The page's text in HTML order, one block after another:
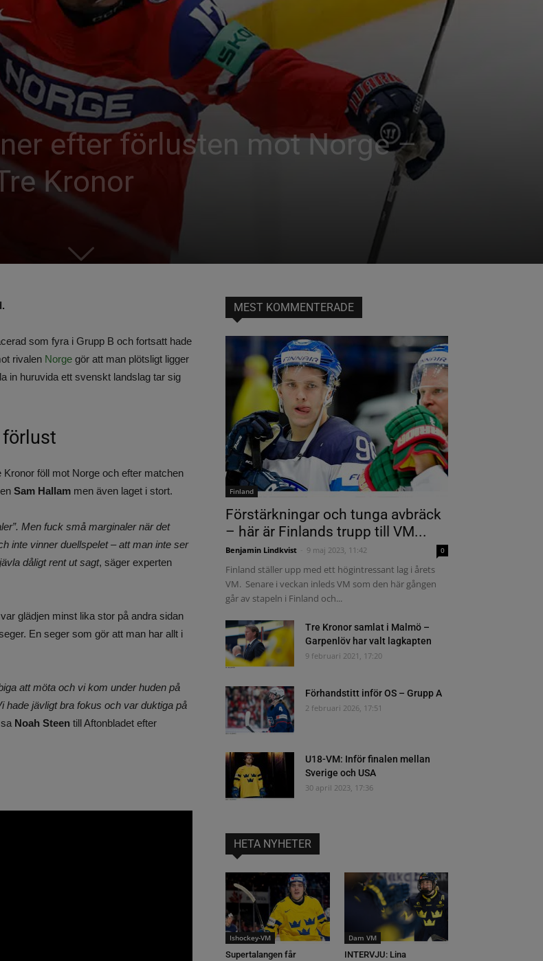
efter förlusten mot Norge –
Kronor
som fyra i Grupp B och fortsatt hade
rivalen Norge gör att man plötsligt ligger
in huruvida ett svenskt landslag tar sig
förlust
föll mot Norge och efter matchen
Sam Hallam men även laget i stort.
Men fuck små marginaler när det
inte vinner duellspelet – att man inte ser
dåligt rent ut sagt, säger experten
glädjen minst lika stor på andra sidan
En seger som gör att man har allt i
att möta och vi kom under huden på
hade jävligt bra fokus och var duktiga på
Noah Steen till Aftonbladet efter
MEST KOMMENTERADE
Finland
Förstärkningar och tunga avbräck
– här är Finlands trupp till VM...
Benjamin Lindkvist 9 maj 2023, 11:42 0
Finland ställer upp med ett högintressant lag i årets
VM. Senare i veckan inleds VM som den här gången
går av stapeln i Finland och...
Tre Kronor samlat i Malmö –
Garpenlöv har valt lagkapten
9 februari 2021, 17:20
Förhandstitt inför OS – Grupp A
2 februari 2026, 17:51
U18-VM: Inför finalen mellan
Sverige och USA
30 april 2023, 17:36
HETA NYHETER
Ishockey-VM
Supertalangen får
Dam VM
INTERVJU: Lina